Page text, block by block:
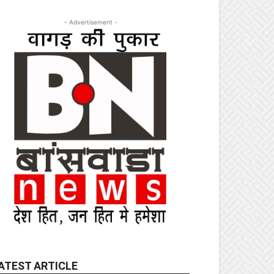
- Advertisement -
ARTICLE